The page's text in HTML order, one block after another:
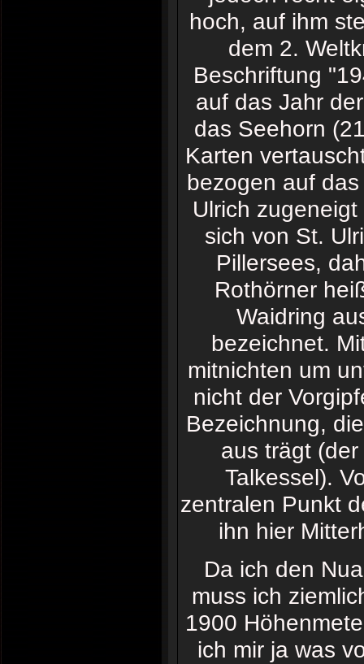
hoch, auf ihm
dem 2.
Beschriftung
auf das Jahr
das Seehorn
Karten
bezogen auf
Ulrich
sich von St.
Pillersees,
Rothörner
Waidring
bezeichnet.
mitnichten um
nicht der
Bezeichnung,
aus trägt
Talkessel).
zentralen Punkt
ihn hier
Da ich den
muss ich
1900
ich mir ja was